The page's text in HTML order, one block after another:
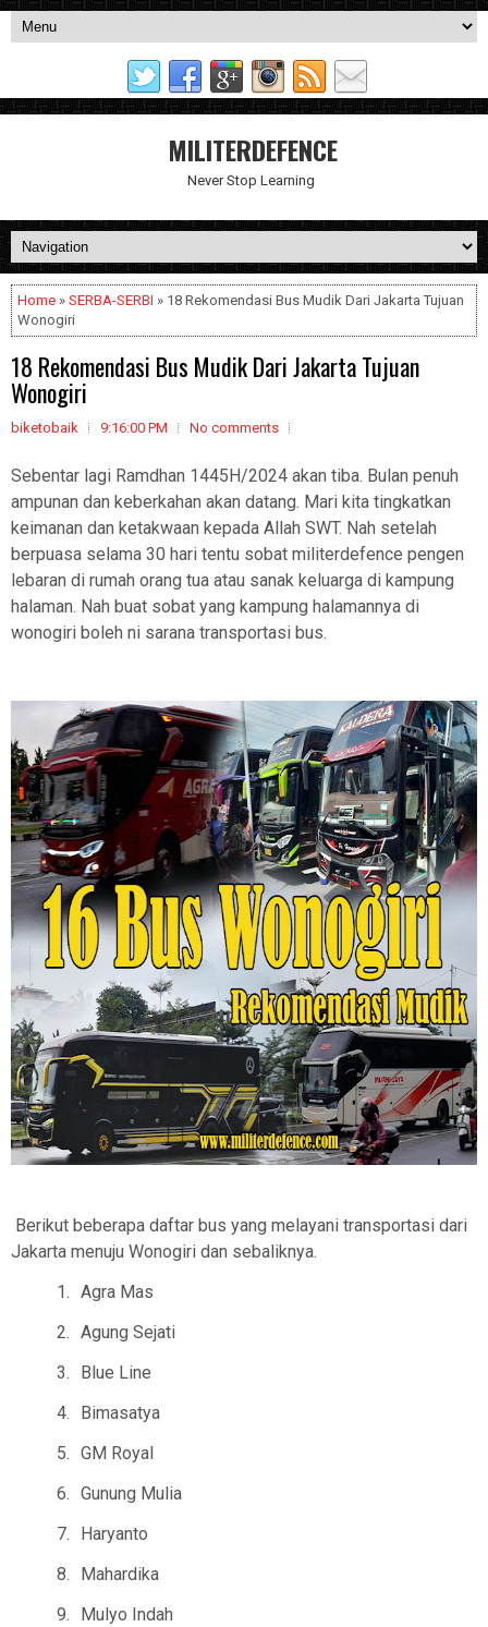
MILITERDEFENCE
Never Stop Learning
Home » SERBA-SERBI » 18 Rekomendasi Bus Mudik Dari Jakarta Tujuan
Wonogiri
18 Rekomendasi Bus Mudik Dari Jakarta Tujuan
Wonogiri
biketobaik 9:16:00 PM No comments
Sebentar lagi Ramdhan 1445H/2024 akan tiba. Bulan penuh
ampunan dan keberkahan akan datang. Mari kita tingkatkan
keimanan dan ketakwaan kepada Allah SWT. Nah setelah
berpuasa selama 30 hari tentu sobat militerdefence pengen
lebaran di rumah orang tua atau sanak keluarga di kampung
halaman. Nah buat sobat yang kampung halamannya di
wonogiri boleh ni sarana transportasi bus.
Berikut beberapa daftar bus yang melayani transportasi dari
Jakarta menuju Wonogiri dan sebaliknya.
1. Agra Mas
2. Agung Sejati
3.
Blue Line
4.
Bimasatya
5. GM Royal
6. Gunung Mulia
7.
Haryanto
8.
Mahardika
9.
Mulyo Indah